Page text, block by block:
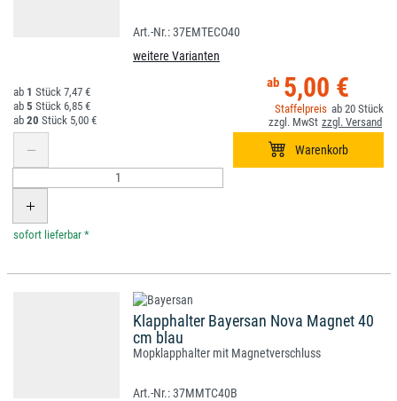
37EMTECO40
weitere Varianten
5,00 €
20
1
7,47 €
5
6,85 €
20
5,00 €
*
Klapphalter Bayersan Nova Magnet 40
cm blau
Mopklapphalter mit Magnetverschluss
37MMTC40B